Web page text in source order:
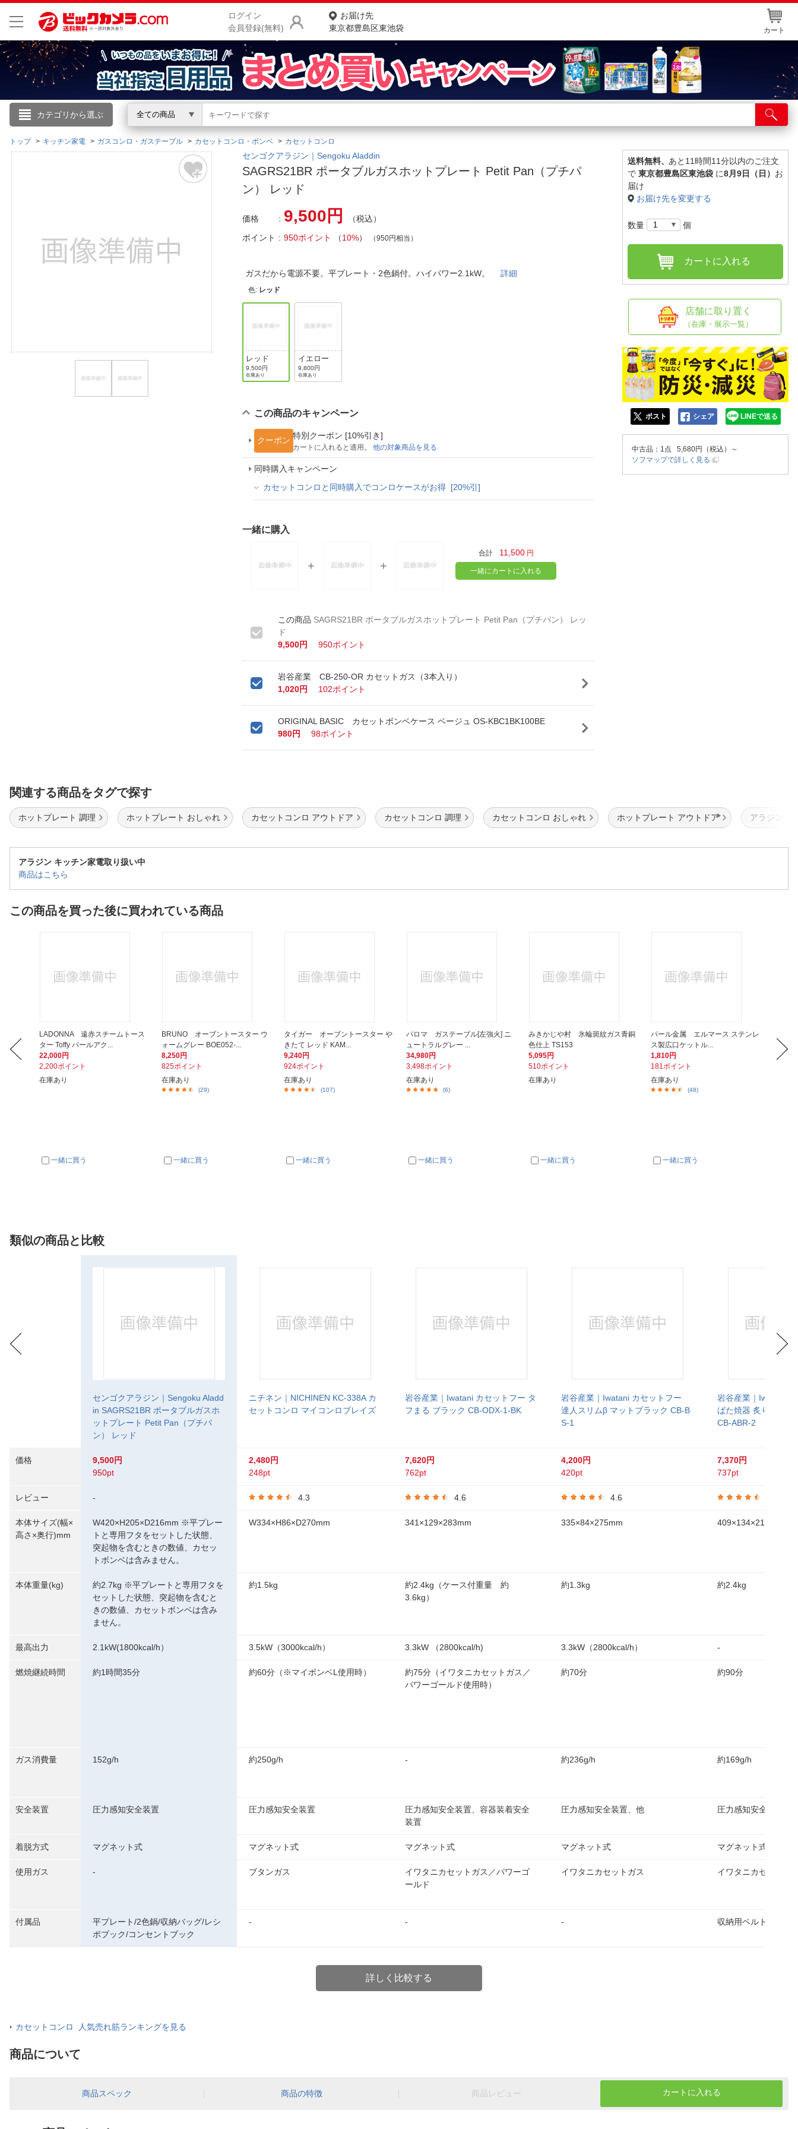
ログイン
会員登録(無料)
お届け先
東京都豊島区東池袋
カート
カテゴリから選ぶ 全ての商品
こんにちは
ログイン
閲覧履歴
商品をさがす
ランキングからさがす
カテゴリ一覧からさがす
お客様サポート
よくある質問・お問合せ
店舗サービス
ネット取り置き
店舗情報・店舗一覧
トップ キッチン家電 ガスコンロ・ガステーブル カセットコンロ・ボンベ カセットコンロ
センゴクアラジン｜Sengoku Aladdin
SAGRS21BR ポータブルガスホットプレート Petit Pan（プチパ
ン） レッド
価格 9,500円
（税込）
ポイント
950ポイント （10%） （950円相当）
ガスだから電源不要。平プレート・2色鍋付。ハイパワー2.1kW。詳細
色: レッド
レッド
9,500円
在庫あり
イエロー
9,800円
在庫あり
この商品のキャンペーン
クーポン
特別クーポン [10%引き]
カートに入れると適用。他の対象商品を見る
同時購入キャンペーン
カセットコンロと同時購入でコンロケースがお得 [20%引]
一緒に購入
合計 11,500 円
一緒にカートに入れる
SAGRS21BR ポータブルガスホットプレート Petit Pan（プチパン） レッ
ド
9,500円
950ポイント
岩谷産業 CB-250-OR カセットガス（3本入り）
1,020円
102ポイント
ORIGINAL BASIC カセットボンベケース ベージュ OS-KBC1BK100BE
980円
98ポイント
送料無料、 あと11時間11分以内のご注文
で 東京都豊島区東池袋 に8月9日（日） お
届け
お届け先を変更する
数量 個
カートに入れる
店舗に取り置く
（在庫・展示一覧）
ポスト シェア LINEで送る
中古品 ：1点 5,680円（税込）～
ソフマップで詳しく見る
関連する商品をタグで探す
ホットプレート 調理 ホットプレート おしゃれ カセットコンロ アウトドア カセットコンロ 調理 カセットコンロ おしゃれ ホットプレート アウトドア アラジン ホ
アラジン キッチン家電取り扱い中
商品はこちら
この商品を買った後に買われている商品
LADONNA 遠赤スチームトース
ター Toffy パールアク...
22,000円
2,200ポイント
在庫あり
一緒に買う
BRUNO オーブントースター ウ
ォームグレー BOE052-...
8,250円
825ポイント
在庫あり
(29)
一緒に買う
タイガー オーブントースター や
きたて レッド KAM...
9,240円
924ポイント
在庫あり
(107)
一緒に買う
パロマ ガステーブル[左強火] ニ
ュートラルグレー ...
34,980円
3,498ポイント
在庫あり
(6)
一緒に買う
みきかじや村 氷輪斑紋ガス青銅
色仕上 TS153
5,095円
510ポイント
在庫あり
一緒に買う
パール金属 エルマース ステンレ
ス製広口ケットル...
1,810円
181ポイント
在庫あり
(48)
一緒に買う
きた
49,770
類似の商品と比較
価格
レビュー
本体サイズ(幅×
高さ×奥行)mm
本体重量(kg)
最高出力
燃焼継続時間
ガス消費量
安全装置
着脱方式
使用ガス
付属品
センゴクアラジン｜Sengoku Aladd
in SAGRS21BR ポータブルガスホ
ットプレート Petit Pan（プチパ
ン） レッド
9,500円
950pt
-
W420×H205×D216mm ※平プレー
トと専用フタをセットした状態、
突起物を含むときの数値、カセッ
トボンベは含みません。
約2.7kg ※平プレートと専用フタを
セットした状態、突起物を含むと
きの数値、カセットボンベは含み
ません。
2.1kW(1800kcal/h）
約1時間35分
152g/h
圧力感知安全装置
マグネット式
-
平プレート/2色鍋/収納バッグ/レシ
ポブック/コンセントブック
ニチネン｜NICHINEN KC-338A カ
セットコンロ マイコンロブレイズ
2,480円
248pt
4.3
W334×H86×D270mm
約1.5kg
3.5kW（3000kcal/h）
約60分（※マイボンベL使用時）
約250g/h
圧力感知安全装置
マグネット式
ブタンガス
-
岩谷産業｜Iwatani カセットフー タ
フまる ブラック CB-ODX-1-BK
7,620円
762pt
4.6
341×129×283mm
約2.4kg（ケース付重量 約
3.6kg）
3.3kW （2800kcal/h)
約75分（イワタニカセットガス／
パワーゴールド使用時）
-
圧力感知安全装置、容器装着安全
装置
マグネット式
イワタニカセットガス／パワーゴ
ールド
-
岩谷産業｜Iwatani カセットフー
達人スリムβ マットブラック CB-B
S-1
4,200円
420pt
4.6
335×84×275mm
約1.3kg
3.3kW（2800kcal/h）
約70分
約236g/h
圧力感知安全装置、他
マグネット式
イワタニカセットガス
-
岩谷産業｜Iwatani
ばた焼器 炙りや2 マ
CB-ABR-2
7,370円
737pt
409×134×214mm
約2.4kg
-
約90分
約169g/h
圧力感知安全装置、
マグネット式
イワタニカセットガ
収納用ベルト
詳しく比較する
カセットコンロ 人気売れ筋ランキングを見る
商品について
カートに入れる
商品スペック 商品の特徴 商品レビュー